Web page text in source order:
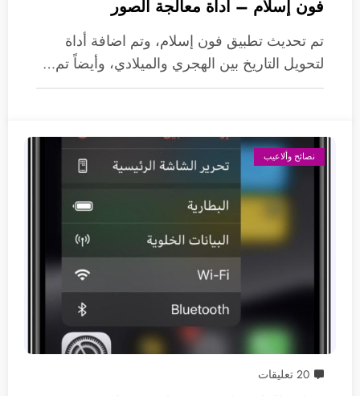
فون إسلام – أداة معالجة الصور
تم تحديث تطبيق فون إسلام، وتم اضافة أداة
لتحويل التاريخ بين الهجري والميلادي، وأيضاً تم…
نصائح وألاعيب
20 تعليقات